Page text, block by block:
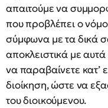
απαιτούμε να
που προβλέπει ο
σύμφωνα με τα δικά
αποκλειστικά με
να παραβαίνετε κατ’
διοίκηση, ώστε να
του διοικούμενου.